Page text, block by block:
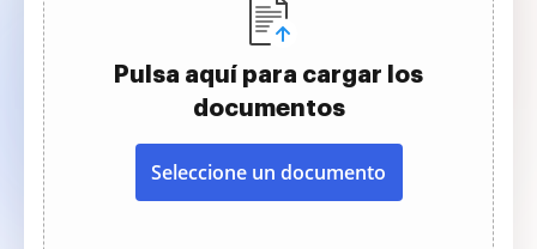
Pulsa aquí para cargar los
documentos
Seleccione un documento